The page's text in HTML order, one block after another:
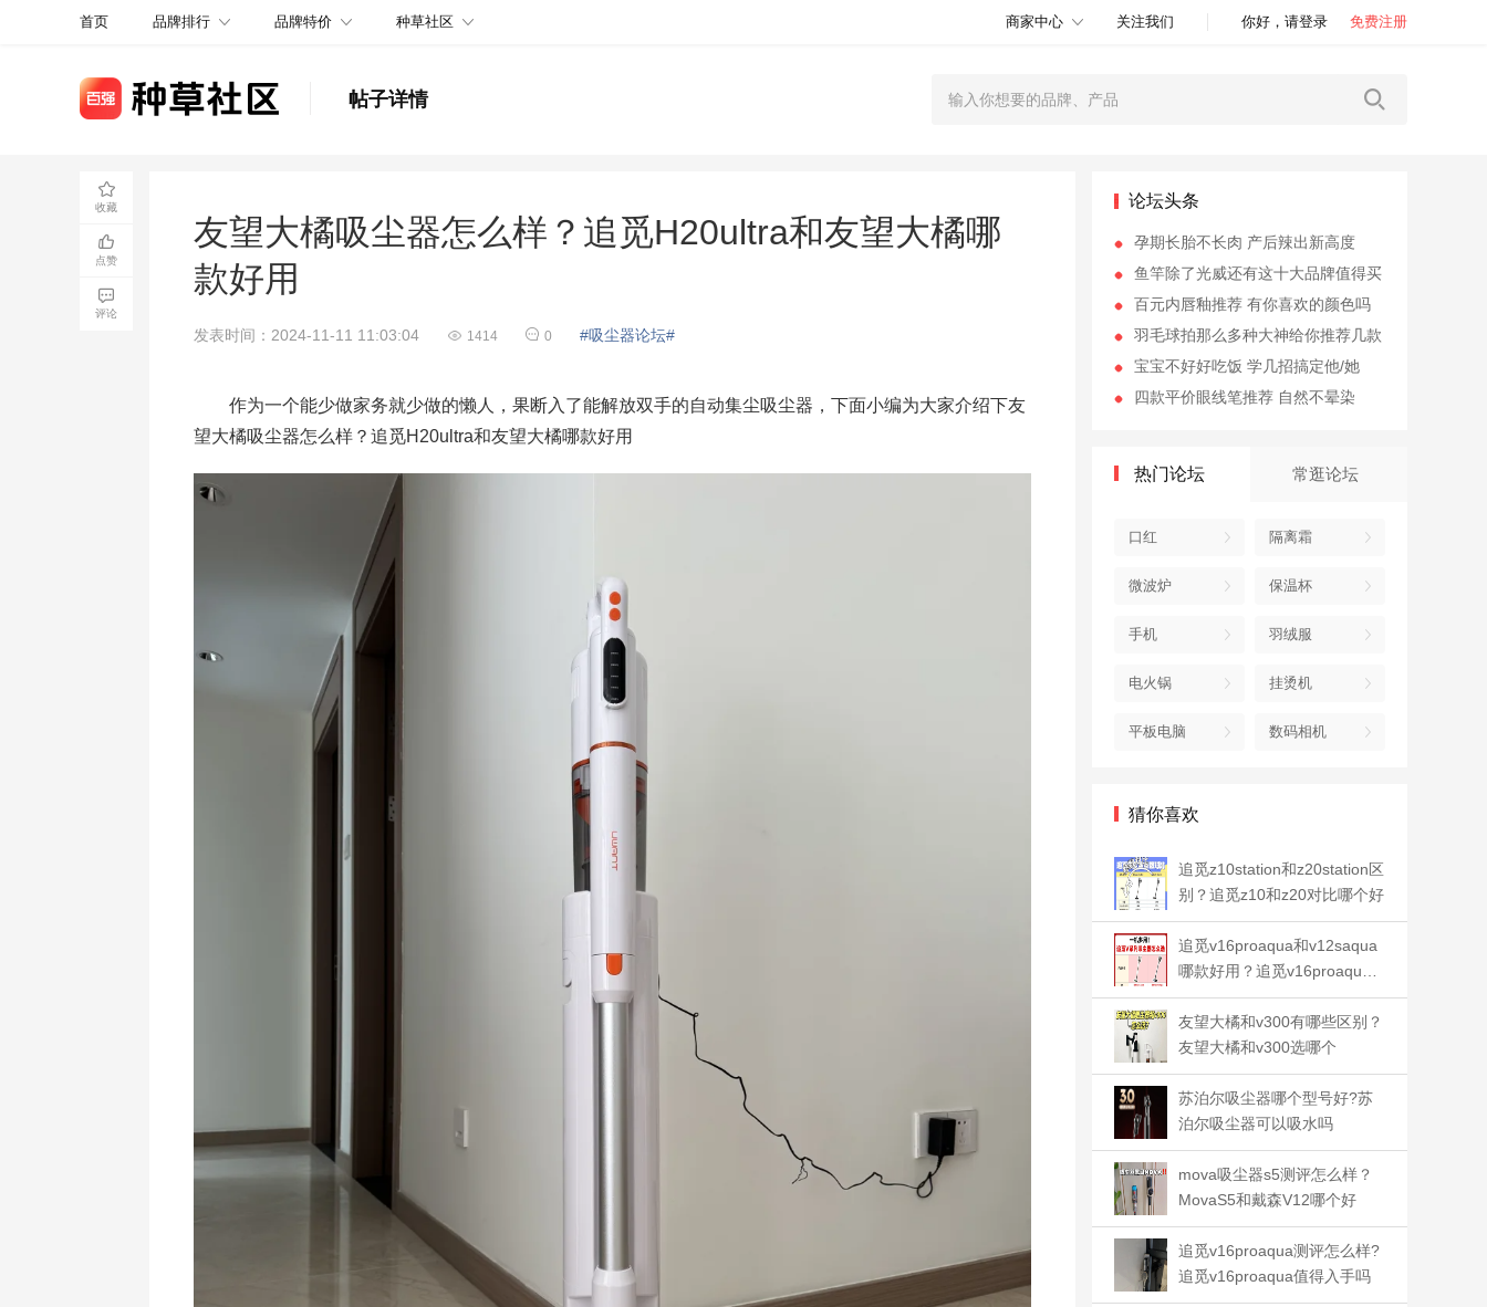
首页 品牌排行 品牌特价 种草社区 商家中心 关注我们 你好，请登录 免费注册
帖子详情
收藏
点赞
评论
友望大橘吸尘器怎么样？追觅H20ultra和友望大橘哪
款好用
发表时间：2024-11-11 11:03:04 1414 0 #吸尘器论坛#
作为一个能少做家务就少做的懒人，果断入了能解放双手的自动集尘吸尘器，下面小编为大家介绍下友
望大橘吸尘器怎么样？追觅H20ultra和友望大橘哪款好用
论坛头条
孕期长胎不长肉 产后辣出新高度
鱼竿除了光威还有这十大品牌值得买
百元内唇釉推荐 有你喜欢的颜色吗
羽毛球拍那么多种大神给你推荐几款
宝宝不好好吃饭 学几招搞定他/她
四款平价眼线笔推荐 自然不晕染
热门论坛 常逛论坛
口红 隔离霜
微波炉 保温杯
手机 羽绒服
电火锅 挂烫机
平板电脑 数码相机
猜你喜欢
追觅z10station和z20station区
别？追觅z10和z20对比哪个好
追觅v16proaqua和v12saqua
哪款好用？追觅v16proaqua
和v12saqua如何选
友望大橘和v300有哪些区别？
友望大橘和v300选哪个
苏泊尔吸尘器哪个型号好?苏
泊尔吸尘器可以吸水吗
mova吸尘器s5测评怎么样？
MovaS5和戴森V12哪个好
追觅v16proaqua测评怎么样?
追觅v16proaqua值得入手吗